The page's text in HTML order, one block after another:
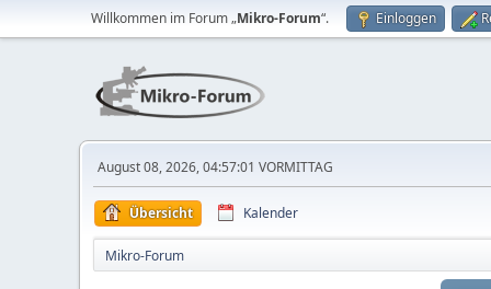
Willkommen im Forum „Mikro-Forum“. Einloggen
August 08, 2026, 04:57:01 VORMITTAG
Übersicht Kalender
Mikro-Forum